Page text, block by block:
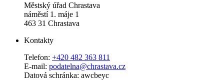
Městský úřad Chrastava
náměstí 1. máje 1
463 31 Chrastava
Kontakty
Telefon: +420 482 363 811
E-mail: podatelna@chrastava.cz
Datová schránka: awcbeyc